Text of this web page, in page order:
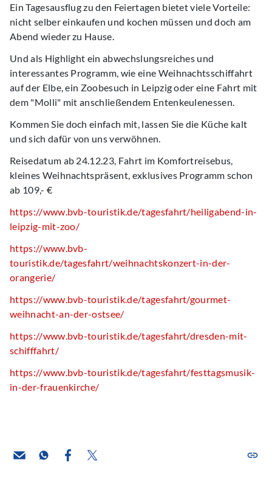
Ein Tagesausflug zu den Feiertagen bietet viele Vorteile:
nicht selber einkaufen und kochen müssen und doch am
Abend wieder zu Hause.
Und als Highlight ein abwechslungsreiches und
interessantes Programm, wie eine Weihnachtsschiffahrt
auf der Elbe, ein Zoobesuch in Leipzig oder eine Fahrt mit
dem "Molli" mit anschließendem Entenkeulenessen.
Kommen Sie doch einfach mit, lassen Sie die Küche kalt
und sich dafür von uns verwöhnen.
Reisedatum ab 24.12.23, Fahrt im Komfortreisebus,
kleines Weihnachtspräsent, exklusives Programm schon
ab 109,- €
https://www.bvb-touristik.de/tagesfahrt/heiligabend-in-
leipzig-mit-zoo/
https://www.bvb-
touristik.de/tagesfahrt/weihnachtskonzert-in-der-
orangerie/
https://www.bvb-touristik.de/tagesfahrt/gourmet-
weihnacht-an-der-ostsee/
https://www.bvb-touristik.de/tagesfahrt/dresden-mit-
schifffahrt/
https://www.bvb-touristik.de/tagesfahrt/festtagsmusik-
in-der-frauenkirche/